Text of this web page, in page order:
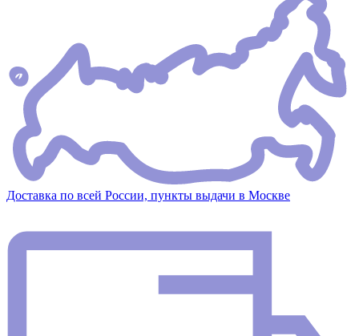
Доставка по всей России, пункты выдачи в Москве